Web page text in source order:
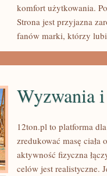
komfort użytkowania.
Strona jest przyjazna
fanów marki, którzy
Wyzwania
12ton.pl to platforma
zredukować masę
aktywność fizyczna
celów jest realistyczne.